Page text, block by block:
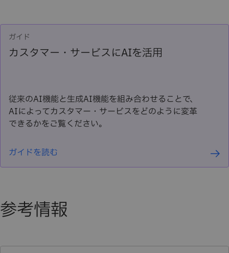
ガイド
カスタマー・サービスにAIを活用
従来のAI機能と生成AI機能を組み合わせることで、
AIによってカスタマー・サービスをどのように変革
できるかをご覧ください。
ガイドを読む
参考情報